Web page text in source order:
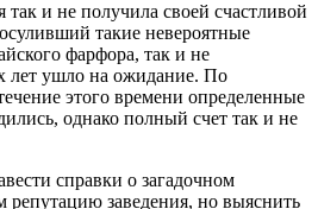
так и не получила своей счастливой
такие невероятные
фарфора, так и не
лет ушло на ожидание. По
этого времени определенные
однако полный счет так и не
справки о загадочном
репутацию заведения, но выяснить